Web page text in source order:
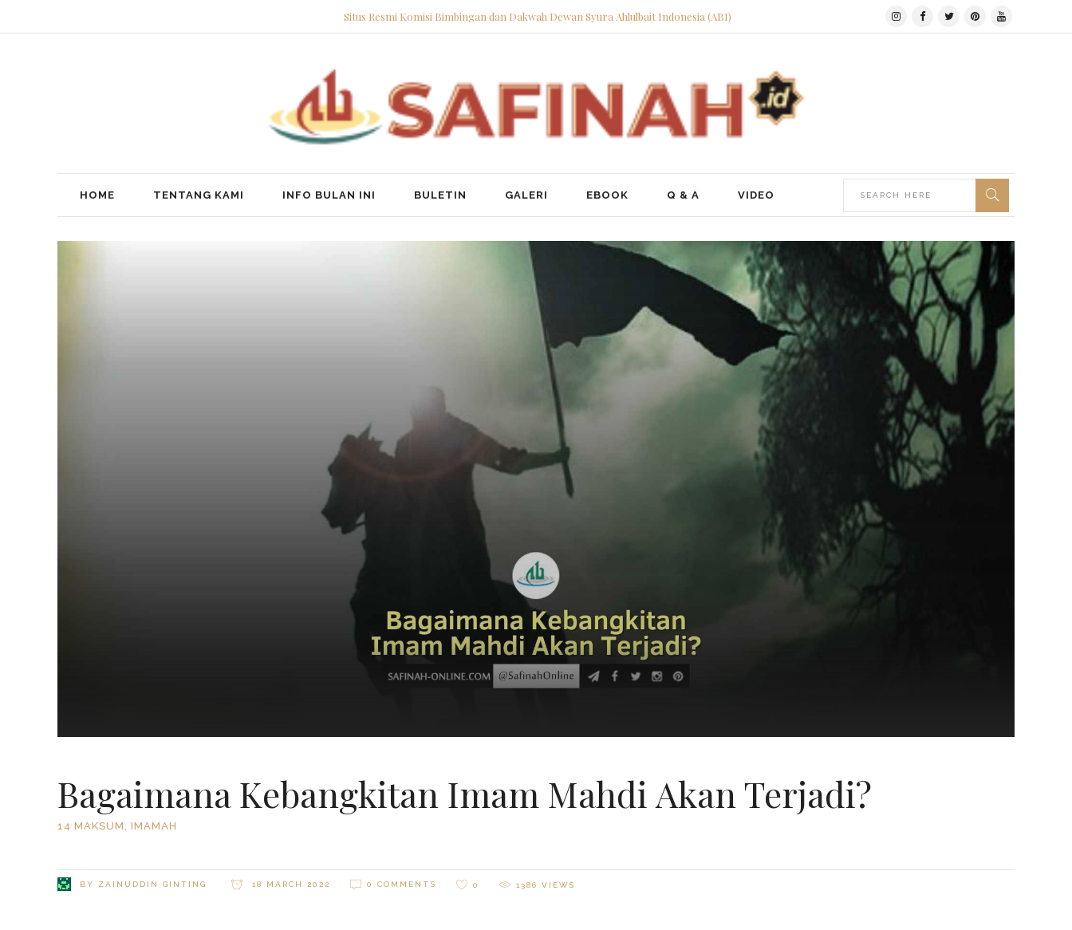
Situs Resmi Komisi Bimbingan dan Dakwah Dewan Syura Ahlulbait Indonesia (ABI)
HOME TENTANG KAMI INFO BULAN INI BULETIN GALERI EBOOK Q & A VIDEO
Bagaimana Kebangkitan Imam Mahdi Akan Terjadi?
14 MAKSUM, IMAMAH
BY ZAINUDDIN GINTING 18 MARCH 2022 0 COMMENTS 0 1386 VIEWS